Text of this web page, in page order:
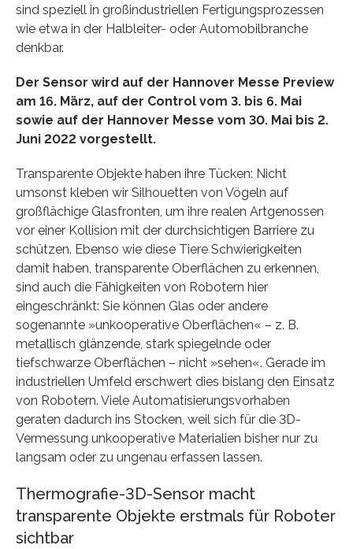
sind speziell in großindustriellen Fertigungsprozessen
wie etwa in der Halbleiter- oder Automobilbranche
denkbar.
Der Sensor wird auf der Hannover Messe Preview
am 16. März, auf der Control vom 3. bis 6. Mai
sowie auf der Hannover Messe vom 30. Mai bis 2.
Juni 2022 vorgestellt.
Transparente Objekte haben ihre Tücken: Nicht
umsonst kleben wir Silhouetten von Vögeln auf
großflächige Glasfronten, um ihre realen Artgenossen
vor einer Kollision mit der durchsichtigen Barriere zu
schützen. Ebenso wie diese Tiere Schwierigkeiten
damit haben, transparente Oberflächen zu erkennen,
sind auch die Fähigkeiten von Robotern hier
eingeschränkt: Sie können Glas oder andere
sogenannte »unkooperative Oberflächen« – z. B.
metallisch glänzende, stark spiegelnde oder
tiefschwarze Oberflächen – nicht »sehen«. Gerade im
industriellen Umfeld erschwert dies bislang den Einsatz
von Robotern. Viele Automatisierungsvorhaben
geraten dadurch ins Stocken, weil sich für die 3D-
Vermessung unkooperative Materialien bisher nur zu
langsam oder zu ungenau erfassen lassen.
Thermografie-3D-Sensor macht
transparente Objekte erstmals für Roboter
sichtbar